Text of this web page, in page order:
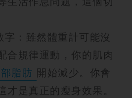
字：雖然體重計可能沒
合規律運動，你的肌肉
脂肪 開始減少。你會
才是真正的瘦身效果。